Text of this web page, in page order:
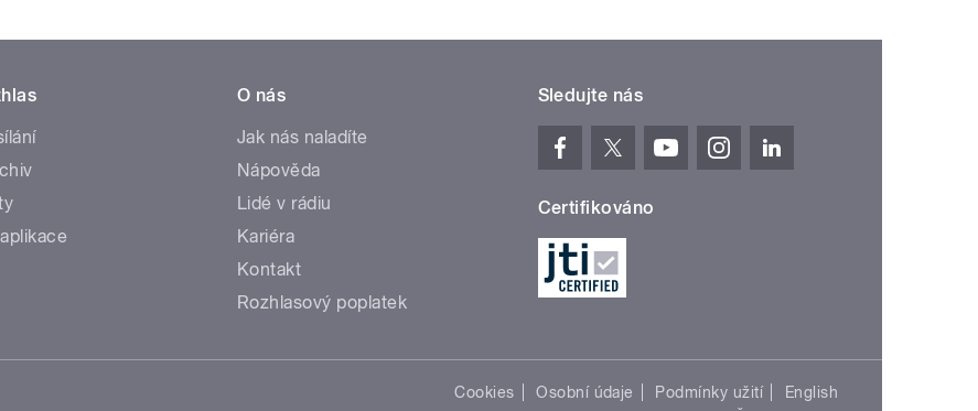
O nás
Jak nás naladíte
Nápověda
Lidé v rádiu
Kariéra
Kontakt
Rozhlasový poplatek
Sledujte nás
Certifikováno
Cookies Osobní údaje Podmínky užití
English